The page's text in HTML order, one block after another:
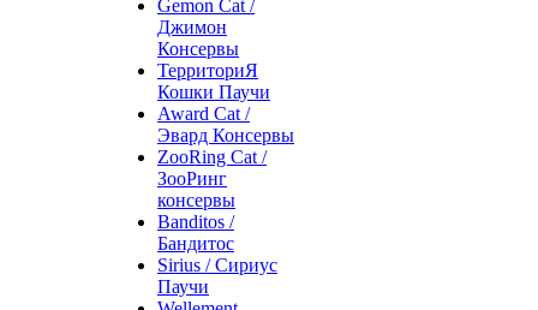
Gemon Cat /
Джимон
Консервы
ТерриториЯ
Кошки Паучи
Award Cat /
Эвард Консервы
ZooRing Cat /
ЗооРинг
консервы
Banditos /
Бандитос
Sirius / Сириус
Паучи